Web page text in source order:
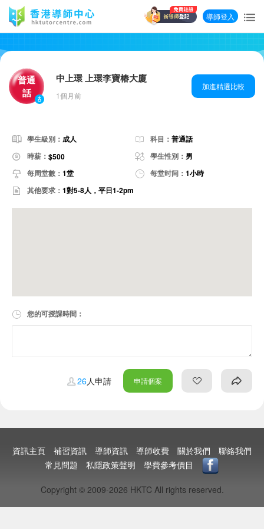
導師登入
普通
話
中上環 上環李寶椿大廈
1個月前
加進精選比較
學生級別： 成人 科目： 普通話
時薪： $500 學生性別： 男
每周堂數： 1堂 每堂时间： 1小時
其他要求： 1對5-8人，平日1-2pm
您的可授課時間：
26人申請 申請個案
資訊主頁 補習資訊 導師資訊 導師收費 關於我們
聯絡我們
常見問題
私隱政策聲明 學費參考價目
Copyright © 2009-2026 HKTC All rights reserved.